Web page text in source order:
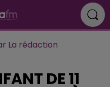
La rédaction
DE 11